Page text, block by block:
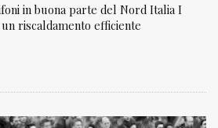
in buona parte del Nord Italia I
riscaldamento efficiente